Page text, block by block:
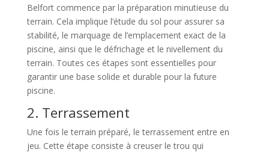
Belfort commence par la préparation minutieuse du
terrain. Cela implique l’étude du sol pour assurer sa
stabilité, le marquage de l’emplacement exact de la
piscine, ainsi que le défrichage et le nivellement du
terrain. Toutes ces étapes sont essentielles pour
garantir une base solide et durable pour la future
piscine.
2. Terrassement
Une fois le terrain préparé, le terrassement entre en
jeu. Cette étape consiste à creuser le trou qui